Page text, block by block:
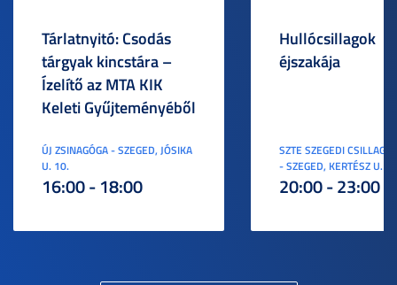
Tárlatnyitó: Csodás
tárgyak kincstára –
Ízelítő az MTA KIK
Keleti Gyűjteményéből
ÚJ ZSINAGÓGA - SZEGED, JÓSIKA
U. 10.
16:00 - 18:00
Hullócsillagok
éjszakája
SZTE SZEGEDI
- SZEGED, KERTÉSZ U. 3.
20:00 - 23:00